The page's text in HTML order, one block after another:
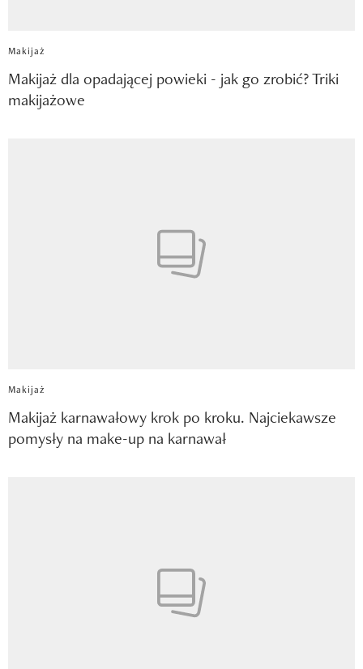
Makijaż
Makijaż dla opadającej powieki - jak go zrobić? Triki
makijażowe
Makijaż
Makijaż karnawałowy krok po kroku. Najciekawsze
pomysły na make-up na karnawał